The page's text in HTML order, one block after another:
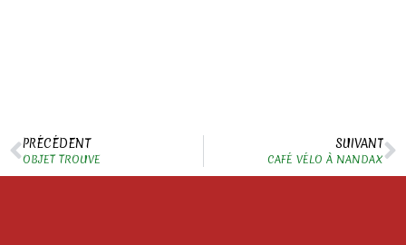
PRÉCÉDENT
OBJET TROUVE
SUIVANT
CAFÉ VÉLO À NANDAX